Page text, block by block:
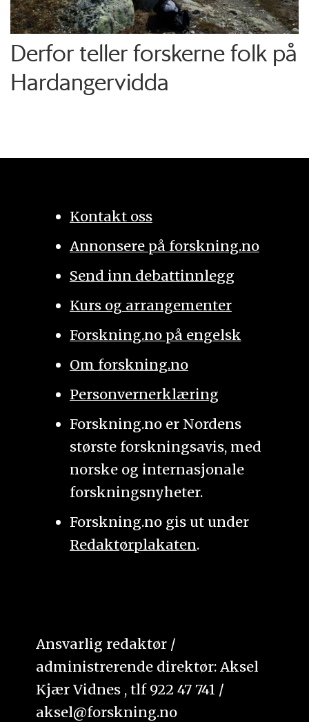
Derfor teller forskerne folk på
Hardangervidda
Kontakt oss
Annonsere på forskning.no
Send inn debattinnlegg
Kurs og arrangementer
Forskning.no på engelsk
Om forskning.no
Personvernerklæring
Forskning.no er Nordens
største forskningsavis, med
norske og internasjonale
forskningsnyheter.
Forskning.no gis ut under
Redaktørplakaten.
Ansvarlig redaktør /
administrerende direktør: Aksel
Kjær Vidnes , tlf 922 47 741 /
aksel@forskning.no